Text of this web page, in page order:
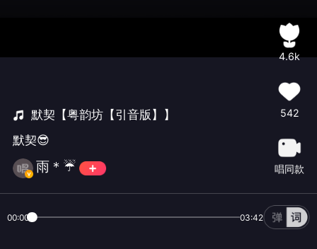
默契【粤韵坊【引音版】】
默契😎
雨＊☔️
4.6k
542
唱同款
00:00 03:42